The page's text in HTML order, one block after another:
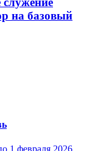
на базовый